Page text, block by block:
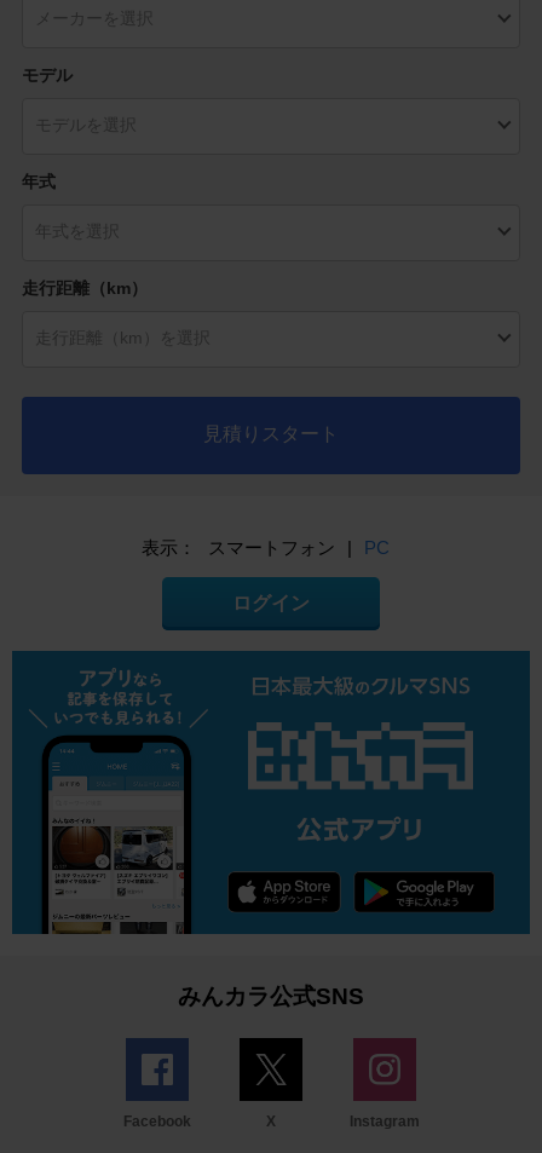
モデル
年式
走行距離（km）
見積りスタート
表示： スマートフォン | PC
ログイン
みんカラ公式SNS
Facebook X Instagram